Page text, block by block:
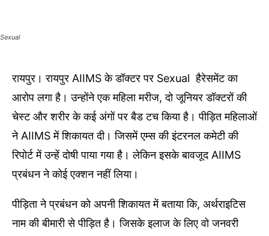
Sexual
रायपुर। रायपुर AIIMS के डॉक्टर पर Sexual हैरेसमेंट का
आरोप लगा है। उन्होंने एक महिला मरीज, दो जूनियर डॉक्टरों की
चेस्ट और शरीर के कई अंगों पर बैड टच किया है। पीड़ित महिलाओं
ने AIIMS में शिकायत दी। जिसमें एम्स की इंटरनल कमेटी की
रिपोर्ट में उन्हें दोषी पाया गया है। लेकिन इसके बावजूद AIIMS
प्रबंधन ने कोई एक्शन नहीं लिया।
पीड़िता ने प्रबंधन को अपनी शिकायत में बताया कि, अर्थराइटिस
नाम की बीमारी से पीड़ित है। जिसके इलाज के लिए वो जनवरी